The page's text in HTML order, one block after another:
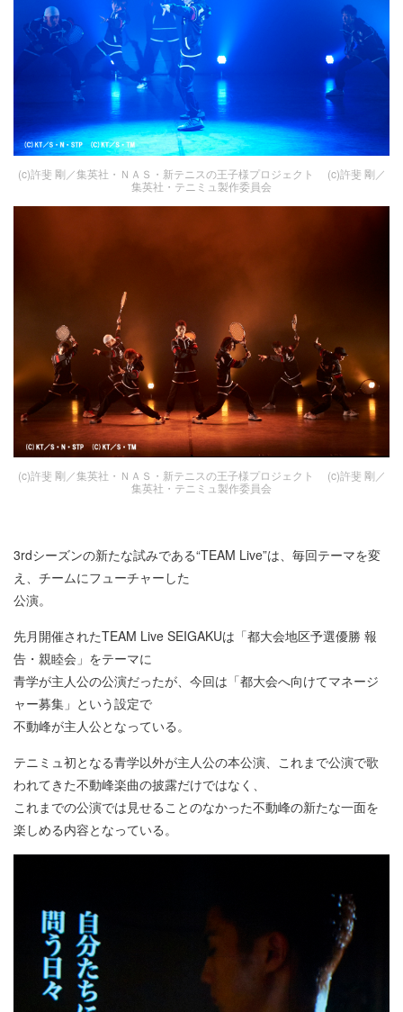
(c)許斐 剛／集英社・ＮＡＳ・新テニスの王子様プロジェクト (c)許斐 剛／
集英社・テニミュ製作委員会
(c)許斐 剛／集英社・ＮＡＳ・新テニスの王子様プロジェクト (c)許斐 剛／
集英社・テニミュ製作委員会
3rdシーズンの新たな試みである“TEAM Live”は、毎回テーマを変
え、チームにフューチャーした
公演。
先月開催されたTEAM Live SEIGAKUは「都大会地区予選優勝 報
告・親睦会」をテーマに
青学が主人公の公演だったが、今回は「都大会へ向けてマネージ
ャー募集」という設定で
不動峰が主人公となっている。
テニミュ初となる青学以外が主人公の本公演、これまで公演で歌
われてきた不動峰楽曲の披露だけではなく、
これまでの公演では見せることのなかった不動峰の新たな一面を
楽しめる内容となっている。